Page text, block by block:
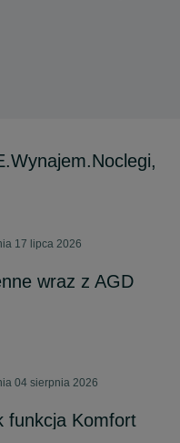
17 lipca 2026
wraz z AGD
04 sierpnia 2026
funkcja Komfort